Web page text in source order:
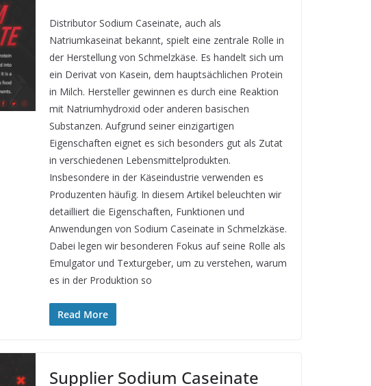
Distributor Sodium Caseinate, auch als
Natriumkaseinat bekannt, spielt eine zentrale Rolle in
der Herstellung von Schmelzkäse. Es handelt sich um
ein Derivat von Kasein, dem hauptsächlichen Protein
in Milch. Hersteller gewinnen es durch eine Reaktion
mit Natriumhydroxid oder anderen basischen
Substanzen. Aufgrund seiner einzigartigen
Eigenschaften eignet es sich besonders gut als Zutat
in verschiedenen Lebensmittelprodukten.
Insbesondere in der Käseindustrie verwenden es
Produzenten häufig. In diesem Artikel beleuchten wir
detailliert die Eigenschaften, Funktionen und
Anwendungen von Sodium Caseinate in Schmelzkäse.
Dabei legen wir besonderen Fokus auf seine Rolle als
Emulgator und Texturgeber, um zu verstehen, warum
es in der Produktion so
Read More
Supplier Sodium Caseinate